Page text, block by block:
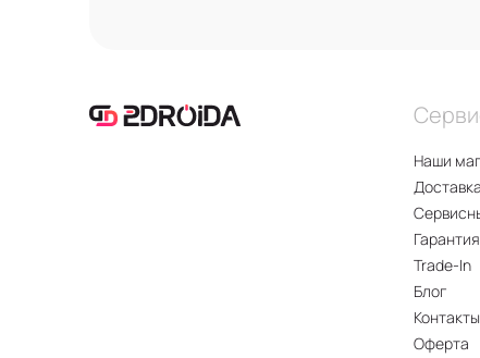
Наши
Trade-In
Блог
Контакты
Оферта